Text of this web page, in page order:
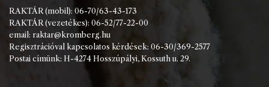
RAKTÁR (mobil): 06-70/63-43-173
RAKTÁR (vezetékes): 06-52/77-22-00
email: raktar@kromberg.hu
Regisztrációval kapcsolatos kérdések: 06-30/369-2577
Postai címünk: H-4274 Hosszúpályi, Kossuth u. 29.